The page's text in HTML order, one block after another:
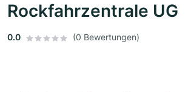
Rockfahrzentrale UG
0.0 (0 Bewertungen)